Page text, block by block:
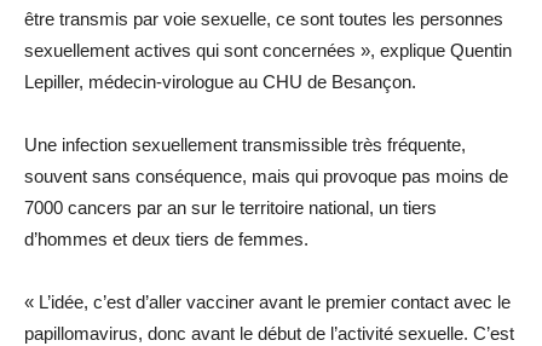
être transmis par voie sexuelle, ce sont toutes les personnes
sexuellement actives qui sont concernées », explique Quentin
Lepiller, médecin-virologue au CHU de Besançon.
Une infection sexuellement transmissible très fréquente,
souvent sans conséquence, mais qui provoque pas moins de
7000 cancers par an sur le territoire national, un tiers
d’hommes et deux tiers de femmes.
« L’idée, c’est d’aller vacciner avant le premier contact avec le
papillomavirus, donc avant le début de l’activité sexuelle. C’est